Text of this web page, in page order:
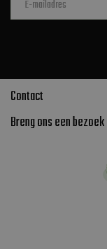
Contact
Breng ons een bezoek